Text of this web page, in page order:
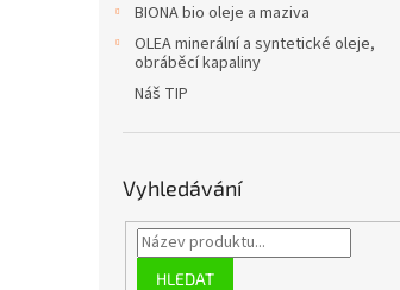
BIONA bio oleje a maziva
OLEA minerální a syntetické oleje,
obráběcí kapaliny
Náš TIP
Vyhledávání
HLEDAT